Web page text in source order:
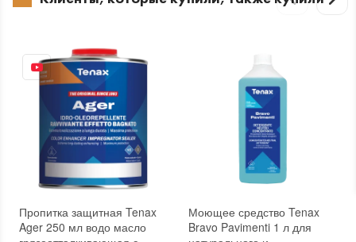
Пропитка защитная Tenax
Ager 250 мл водо масло
Моющее средство Tenax
Bravo Pavimenti 1 л для